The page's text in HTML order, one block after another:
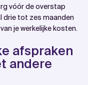
vóór de overstap
drie tot zes maanden
je werkelijke kosten.
afspraken
andere